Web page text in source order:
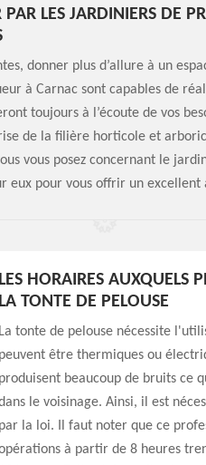
LES JARDINIERS DE
donner plus d’allure à un
à Carnac sont capables de
toujours à l’écoute de vos
de la filière horticole et
vous posez concernant le
eux pour vous offrir un excellent
LES HORAIRES AUXQUELS
LA TONTE DE PELOUSE
La tonte de pelouse nécessite
peuvent être thermiques ou
produisent beaucoup de bruits ce
le voisinage. Ainsi, il est
par la loi. Il faut noter que ce
à partir de 8 heures